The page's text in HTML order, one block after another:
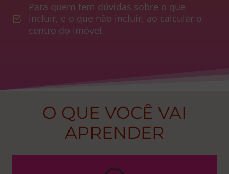
Para quem tem dúvidas sobre o que
incluir, e o que não incluir, ao calcular o
centro do imóvel.
O QUE VOCÊ VAI
APRENDER